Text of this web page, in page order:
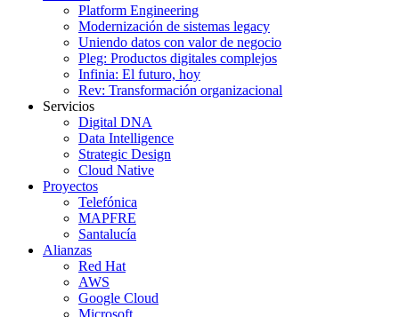
Platform Engineering
Modernización de sistemas legacy
Uniendo datos con valor de negocio
Pleg: Productos digitales complejos
Infinia: El futuro, hoy
Rev: Transformación organizacional
Servicios
Digital DNA
Data Intelligence
Strategic Design
Cloud Native
Proyectos
Telefónica
MAPFRE
Santalucía
Alianzas
Red Hat
AWS
Google Cloud
Microsoft